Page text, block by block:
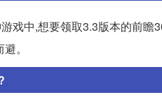
戏中,想要领取3.3版本的前
。